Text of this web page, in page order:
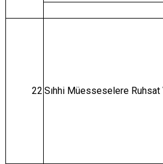
22 Sıhhi Müesseselere